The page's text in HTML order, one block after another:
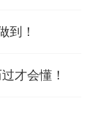
到！
才会懂！